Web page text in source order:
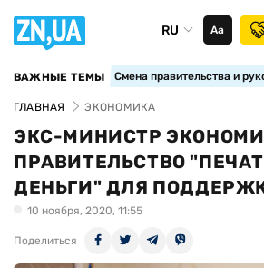
RU Аа
ВАЖНЫЕ ТЕМЫ Смена правительства и
ГЛАВНАЯ ЭКОНОМИКА
ЭКС-МИНИСТР
ПРАВИТЕЛЬСТВО
ДЕНЬГИ" ДЛЯ
10 ноября, 2020, 11:55
Поделиться